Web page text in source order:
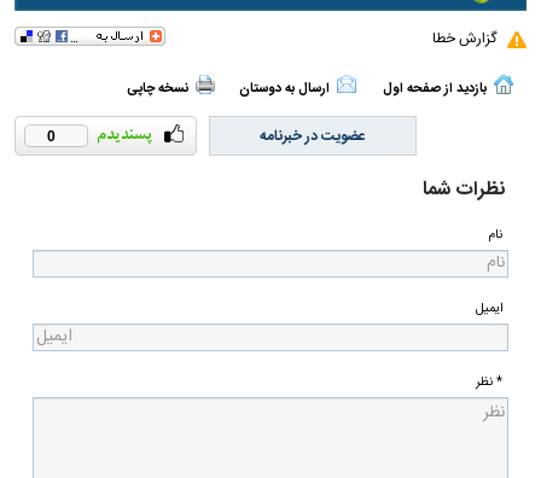
گزارش خطا
بازدید از صفحه اول ارسال به دوستان نسخه چاپی
0 عضویت در خبرنامه
نظرات شما
نام
ایمیل
* نظر